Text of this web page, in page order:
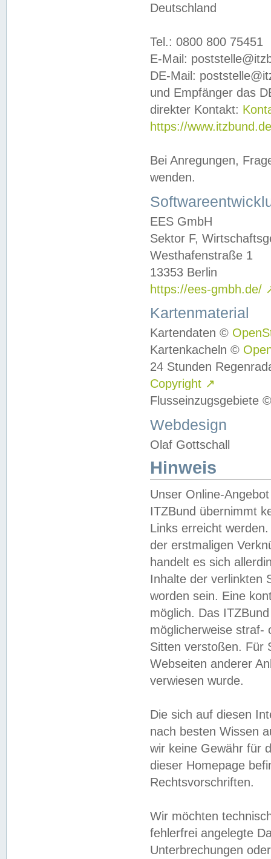
Deutschland
Tel.: 0800 800 75451
E-Mail:
DE-Mail:
und Empfänger das
direkter Kontakt:
https://
Bei Anregungen,
wenden.
EES GmbH
Sektor F,
Westhafenstraße 1
13353 Berlin
https://ees-gmbh.de/
Kartenmaterial
Kartendaten ©
Kartenkacheln ©
24 Stunden
Copyright ↗
Flusseinzugsgebiete
Webdesign
Olaf Gottschall
Hinweis
Unser Online-
ITZBund übernimmt
Links erreicht
der erstmaligen
handelt es sich
Inhalte der verlinkten
worden sein. Eine
möglich. Das
möglicherweise straf-
Sitten verstoßen. Für
Webseiten anderer
verwiesen wurde.
Die sich auf diesen
nach besten Wissen
wir keine Gewähr für
dieser Homepage
Rechtsvorschriften.
Wir möchten
fehlerfrei angelegte
Unterbrechungen